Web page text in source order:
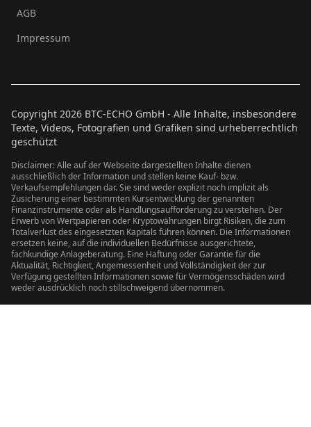
AGB
Impressum
Copyright 2026 BTC-ECHO GmbH - Alle Inhalte, insbesondere
Texte, Videos, Fotografien und Grafiken sind urheberrechtlich
geschützt
Disclaimer: Alle auf der Webseite dargestellten Inhalte dienen
ausschließlich der Information und stellen keine Kauf- bzw.
Verkaufsempfehlungen dar. Sie sind weder explizit noch implizit als
Zusicherung einer bestimmten Kursentwicklung der genannten
Finanzinstrumente oder als Handlungsaufforderung zu verstehen. Der
Erwerb von Wertpapieren oder Kryptowährungen birgt Risiken, die zum
Totalverlust des eingesetzten Kapitals führen können. Die Informationen
ersetzen keine, auf die individuellen Bedürfnisse ausgerichtete,
fachkundige Anlageberatung. Eine Haftung oder Garantie für die
Aktualität, Richtigkeit, Angemessenheit und Vollständigkeit der zur
Verfügung gestellten Informationen sowie für Vermögensschäden wird
weder ausdrücklich noch stillschweigend übernommen.